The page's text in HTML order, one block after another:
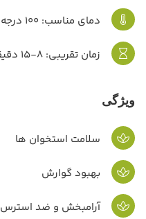
دمای مناسب: 100 درجه سانتی‌گراد
زمان تقریبی: 8-15 دقیقه
ویژگی
سلامت استخوان ها
بهبود گوارش
آرامبخش و ضد استرس